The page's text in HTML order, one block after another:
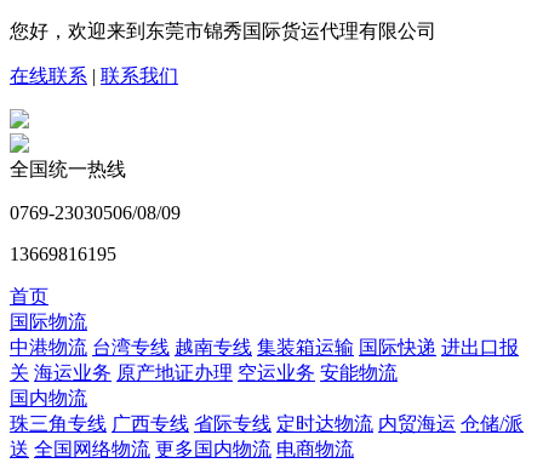
您好，欢迎来到东莞市锦秀国际货运代理有限公司
在线联系 | 联系我们
全国统一热线
0769-23030506/08/09
13669816195
首页
国际物流
中港物流 台湾专线 越南专线 集装箱运输 国际快递 进出口报
关 海运业务 原产地证办理 空运业务 安能物流
国内物流
珠三角专线 广西专线 省际专线 定时达物流 内贸海运 仓储/派
送 全国网络物流 更多国内物流 电商物流